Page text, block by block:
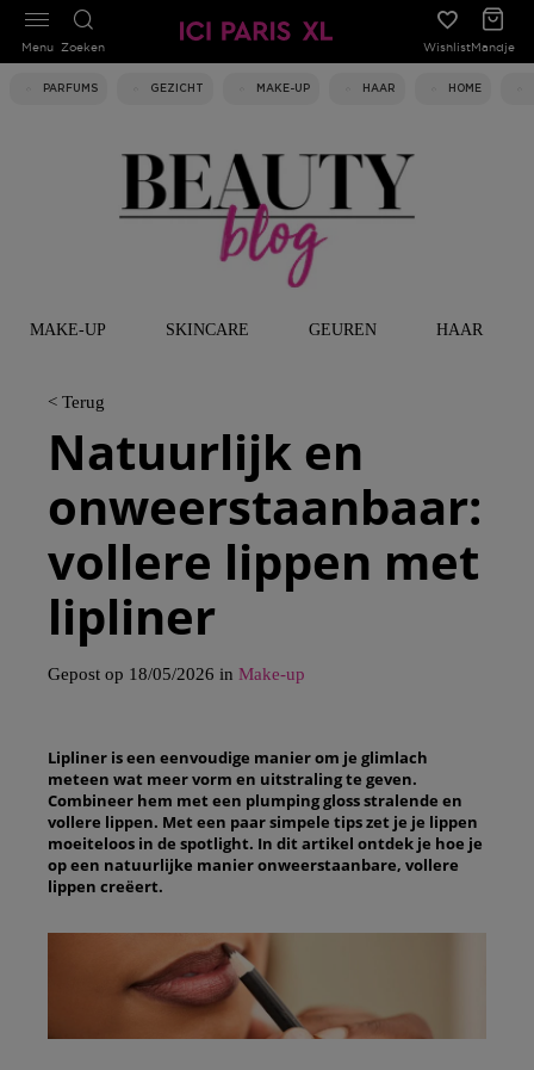
Zoeken WishlistMandje
PARFUMS GEZICHT MAKE-UP HAAR HOME
Menu
MAKE-UP SKINCARE GEUREN HAAR
< Terug
Natuurlijk en
onweerstaanbaar:
vollere lippen met
lipliner
Gepost op 18/05/2026 in Make-up
Lipliner is een eenvoudige manier om je glimlach
meteen wat meer vorm en uitstraling te geven.
Combineer hem met een plumping gloss stralende en
vollere lippen. Met een paar simpele tips zet je je lippen
moeiteloos in de spotlight. In dit artikel ontdek je hoe je
op een natuurlijke manier onweerstaanbare, vollere
lippen creëert.